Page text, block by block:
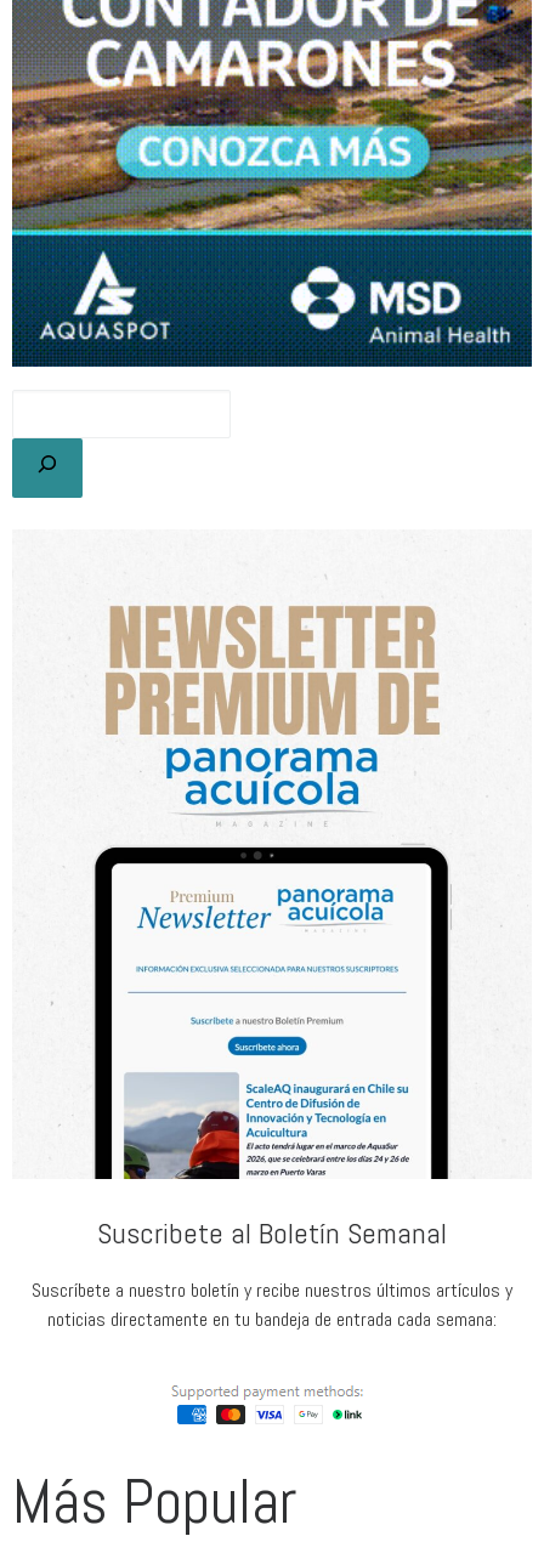
Suscribete al Boletín Semanal
Suscríbete a nuestro boletín y recibe nuestros últimos artículos y
noticias directamente en tu bandeja de entrada cada semana:
Más Popular